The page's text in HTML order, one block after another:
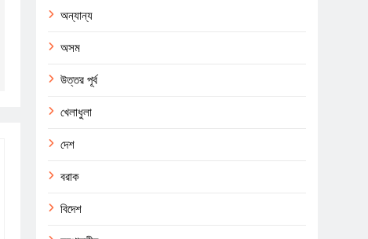
অন্যান্য
অসম
উত্তর পূর্ব
খেলাধুলা
দেশ
বরাক
বিদেশ